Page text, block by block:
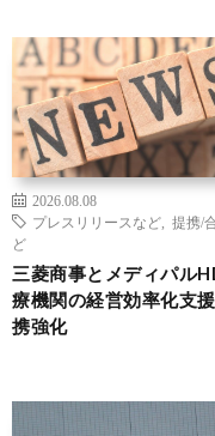
2026.08.08
プレスリリースなど
提携/
ど
三菱商事とメディパル
療機関の経営効率化支
携強化